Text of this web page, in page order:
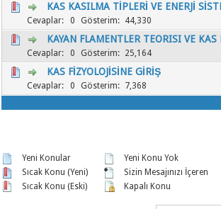
KAS KASILMA TİPLERİ VE ENERJİ
0 44,330
KAYAN FLAMENTLER TEORISI VE
0 25,164
KAS FİZYOLOJİSİNE GİRİŞ
0 7,368
Yeni Konular
Sıcak Konu (Yeni)
Sıcak Konu (Eski)
Yeni Konu Yok
Sizin Mesajınızı İçeren
Kapalı Konu